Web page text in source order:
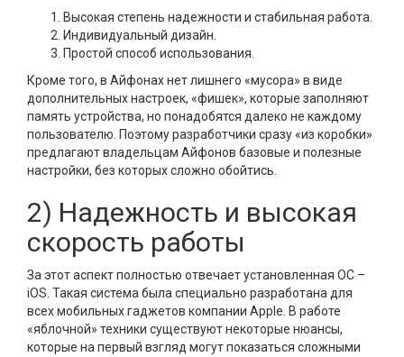
Высокая степень надежности и стабильная работа.
Индивидуальный дизайн.
Простой способ использования.
Кроме того, в Айфонах нет лишнего «мусора» в виде
дополнительных настроек, «фишек», которые заполняют
память устройства, но понадобятся далеко не каждому
пользователю. Поэтому разработчики сразу «из коробки»
предлагают владельцам Айфонов базовые и полезные
настройки, без которых сложно обойтись.
2) Надежность и высокая
скорость работы
За этот аспект полностью отвечает установленная ОС –
iOS. Такая система была специально разработана для
всех мобильных гаджетов компании Apple. В работе
«яблочной» техники существуют некоторые нюансы,
которые на первый взгляд могут показаться сложными